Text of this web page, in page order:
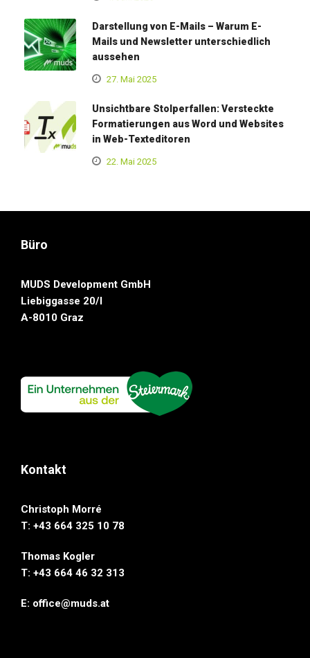
Darstellung von E-Mails – Warum E-
Mails und Newsletter unterschiedlich
aussehen
27. Mai 2025
Unsichtbare Stolperfallen: Versteckte
Formatierungen aus Word und Websites
in Web-Texteditoren
22. Mai 2025
Büro
MUDS Development GmbH
Liebiggasse 20/I
A-8010 Graz
Kontakt
Christoph Morré
T: +43 664 325 10 78
Thomas Kogler
T: ‭+43 664 46 32 313‬
E: office@muds.at